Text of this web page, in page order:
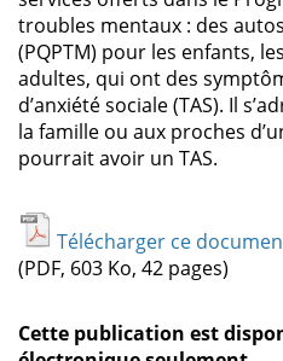
troubles mentaux : des
(PQPTM) pour les enfants,
adultes, qui ont des
d’anxiété sociale (TAS). Il
la famille ou aux proches
pourrait avoir un TAS.
Télécharger ce
(PDF, 603 Ko, 42 pages)
Cette publication est